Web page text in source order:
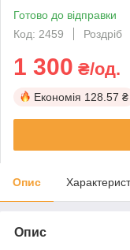
Готово до відправки
Код: 2459
Роздріб
1 300 ₴/од.
Економія 128.57 ₴
Опис
Опис